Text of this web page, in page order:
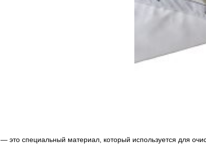
— это специальный материал, который используется для